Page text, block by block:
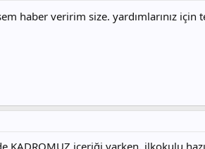
haber veririm size. yardımlarınız için